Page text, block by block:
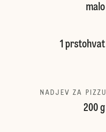
malo
1 prstohvat
NADJEV ZA PIZZU
200 g